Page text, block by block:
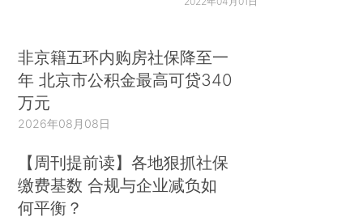
非京籍五环内购房社保降至一
年 北京市公积金最高可贷340
万元
2026年08月08日
【周刊提前读】各地狠抓社保
缴费基数 合规与企业减负如
何平衡？